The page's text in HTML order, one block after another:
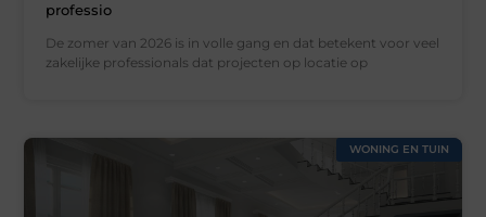
professio
De zomer van 2026 is in volle gang en dat betekent voor veel
zakelijke professionals dat projecten op locatie op
WONING EN TUIN